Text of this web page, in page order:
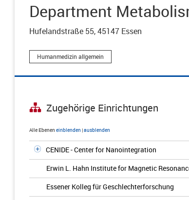
Department
Hufelandstraße 55, 45147 Essen
Humanmedizin allgemein
Zugehörige Einrichtungen
Alle Ebenen einblenden |ausblenden
CENIDE - Center for Nanointegration
Erwin L. Hahn Institute for Magnetic
Essener Kolleg für Geschlechterforschung